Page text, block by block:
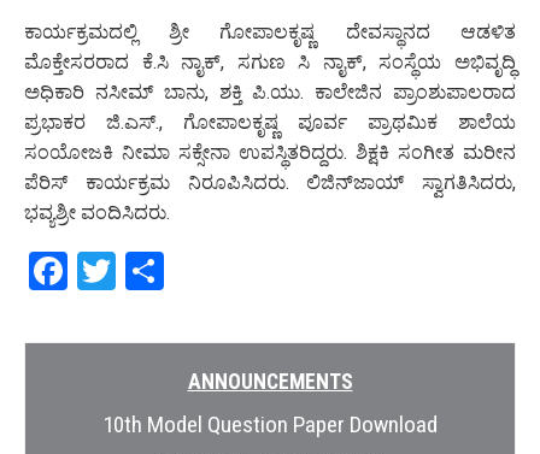
ಕಾರ್ಯಕ್ರಮದಲ್ಲಿ ಶ್ರೀ ಗೋಪಾಲಕೃಷ್ಣ ದೇವಸ್ಥಾನದ ಆಡಳಿತ
ಮೊಕ್ತೇಸರರಾದ ಕೆ.ಸಿ ನಾೖಕ್‌, ಸಗುಣ ಸಿ ನಾೖಕ್‌, ಸಂಸ್ಥೆಯ ಅಭಿವೃದ್ಧಿ
ಅಧಿಕಾರಿ ನಸೀಮ್ ಬಾನು, ಶಕ್ತಿ ಪಿ.ಯು. ಕಾಲೇಜಿನ ಪ್ರಾಂಶುಪಾಲರಾದ
ಪ್ರಭಾಕರ ಜಿ.ಎಸ್., ಗೋಪಾಲಕೃಷ್ಣ ಪೂರ್ವ ಪ್ರಾಥಮಿಕ ಶಾಲೆಯ
ಸಂಯೋಜಕಿ ನೀಮಾ ಸಕ್ಸೇನಾ ಉಪಸ್ಥಿತರಿದ್ದರು. ಶಿಕ್ಷಕಿ ಸಂಗೀತ ಮರೀನ
ಪೆರಿಸ್‌ ಕಾರ್ಯಕ್ರಮ ನಿರೂಪಿಸಿದರು. ಲಿಜಿನ್‌ಜಾಯ್ ಸ್ವಾಗತಿಸಿದರು,
ಭವ್ಯಶ್ರೀ ವಂದಿಸಿದರು.
Facebook
Twitter
ANNOUNCEMENTS
10th Model Question Paper Download